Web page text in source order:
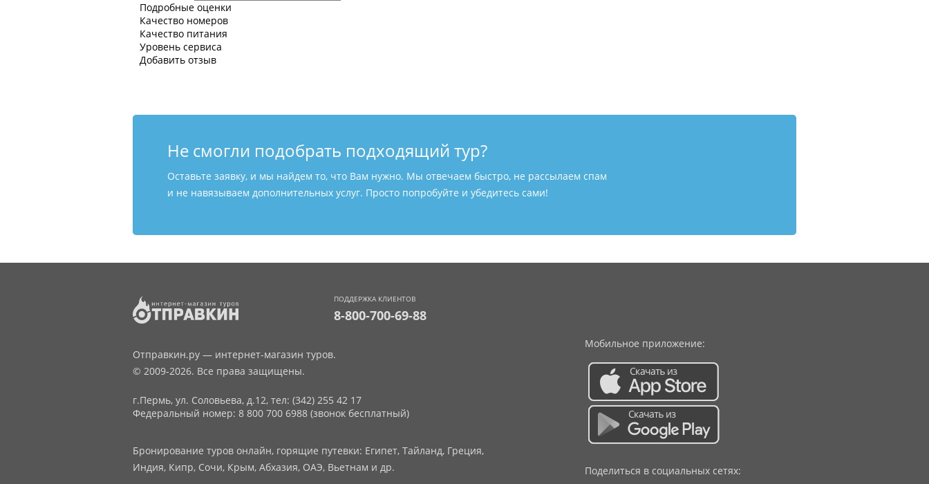
Подробные оценки
Качество номеров
Качество питания
Уровень сервиса
Добавить отзыв
Не смогли подобрать подходящий тур?
Оставьте заявку, и мы найдем то, что Вам нужно. Мы отвечаем быстро, не рассылаем спам
и не навязываем дополнительных услуг. Просто попробуйте и убедитесь сами!
ПОДДЕРЖКА КЛИЕНТОВ
8-800-700-69-88
Отправкин.ру — интернет-магазин туров.
© 2009-2026. Все права защищены.
г.Пермь, ул. Соловьева, д.12, тел: (342) 255 42 17
Федеральный номер: 8 800 700 6988 (звонок бесплатный)
Бронирование туров онлайн, горящие путевки: Египет, Тайланд, Греция,
Индия, Кипр, Сочи, Крым, Абхазия, ОАЭ, Вьетнам и др.
Мобильное приложение:
Поделиться в социальных сетях: